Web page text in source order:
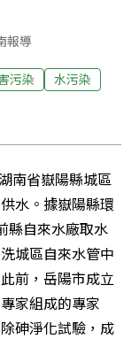
報導
污染 水污染
南省嶽陽縣城區
水。據嶽陽縣環
縣自來水廠取水
城區自來水管中
前，岳陽市成立
家組成的專家
砷淨化試驗，成